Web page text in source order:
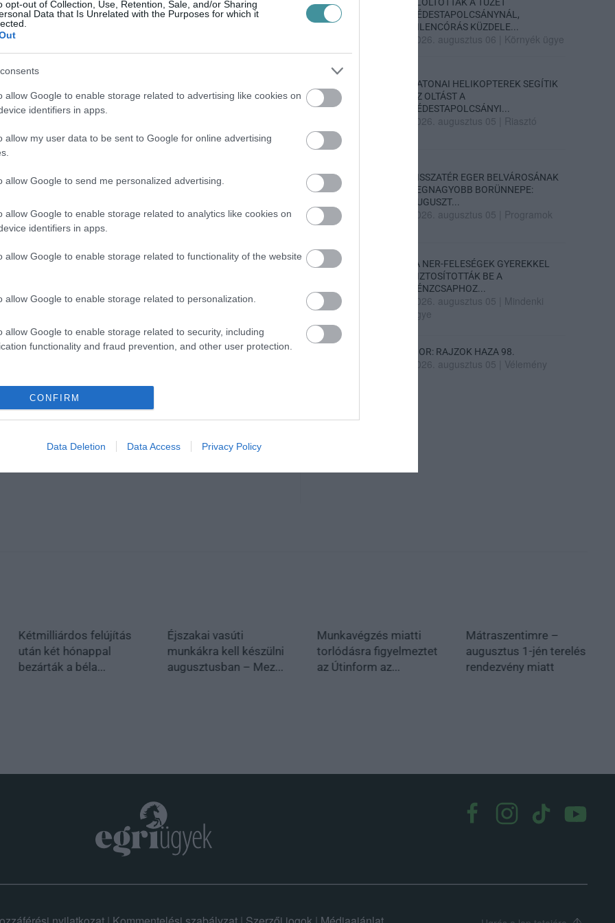
opt-out of Collection, Use, Retention, Sale, and/or Sharing
Data that Is Unrelated with the Purposes for which it
allow Google to enable storage related to advertising like cookies on
identifiers in apps.
allow my user data to be sent to Google for online advertising
allow Google to send me personalized advertising.
allow Google to enable storage related to analytics like cookies on
identifiers in apps.
allow Google to enable storage related to functionality of the website
allow Google to enable storage related to personalization.
allow Google to enable storage related to security, including
functionality and fraud prevention, and other user protection.
CONFIRM
Data Deletion Data Access Privacy Policy
megóvása, valamint környezetük
járó bármilyen tevékenység kizárólag
célkitűzések elérése érdekében, a
kezelésért felelős nemzeti park
jelenlétében végezhető.
Nemzeti Park Igazgatóságát, arra
a hatóságok engedélyével
előírásoknak. Ha megérkezik a válasz,
az EGRI ÜGYEK Google Hírek oldalán!
DÉDESTAPOLCSÁNYNÁL,
KILENCÓRÁS KÜZDELE...
2026. augusztus 06 Környék ügye
KATONAI HELIKOPTEREK SEGÍTIK
AZ OLTÁST A
DÉDESTAPOLCSÁNYI...
2026. augusztus 05 Riasztó
VISSZATÉR EGER BELVÁROSÁNAK
LEGNAGYOBB BORÜNNEPE:
AUGUSZT...
2026. augusztus 05 Programok
„A NER-FELESÉGEK GYEREKKEL
BIZTOSÍTOTTÁK BE A
PÉNZCSAPHOZ...
2026. augusztus 05
Mindenki
ügye
SIOR: RAJZOK HAZA 98.
2026. augusztus 05 Vélemény
Kétmilliárdos felújítás
után két hónappal
bezárták a béla...
Éjszakai vasúti
munkákra kell készülni
augusztusban – Mez...
Munkavégzés miatti
torlódásra figyelmeztet
az Útinform az...
Mátraszentimre –
augusztus 1-jén terelés
rendezvény miatt